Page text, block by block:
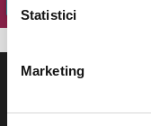
Statistici
Marketing